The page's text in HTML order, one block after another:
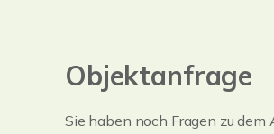
Objektanfrage
Sie haben noch Fragen zu